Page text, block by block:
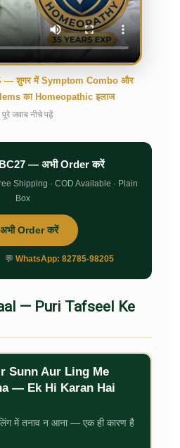
— शुगर में Symptom Combo और
का Homeopathic इलाज
पूरे जवाब नीचे पढ़ें
— अभी Order करें
Shipping · COD Available · Plain
Box
Order करें
💬 WhatsApp: 82785-98205
— Puri Tafseel Ke
Sunn Aur Ling Me
— Ek Hi Karan Hai
में तनाव न आना — एक ही कारण है